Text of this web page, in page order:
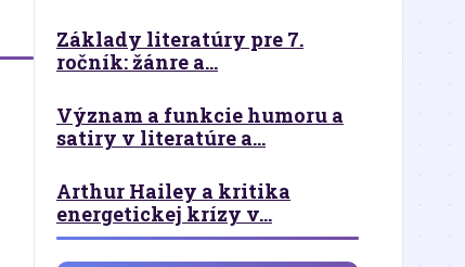
Základy literatúry pre 7.
ročník: žánre a...
Význam a funkcie humoru a
satiry v literatúre a...
Arthur Hailey a kritika
energetickej krízy v...